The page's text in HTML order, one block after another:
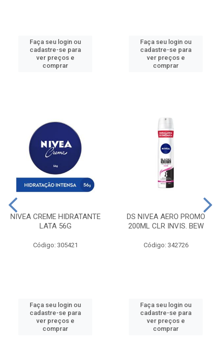
Faça seu login ou
cadastre-se para
ver preços e
comprar
Faça seu login ou
cadastre-se para
ver preços e
comprar
NIVEA CREME HIDRATANTE
LATA 56G
Código: 305421
Faça seu login ou
cadastre-se para
ver preços e
comprar
DS NIVEA AERO PROMO
200ML CLR INVIS. BEW
Código: 342726
Faça seu login ou
cadastre-se para
ver preços e
comprar